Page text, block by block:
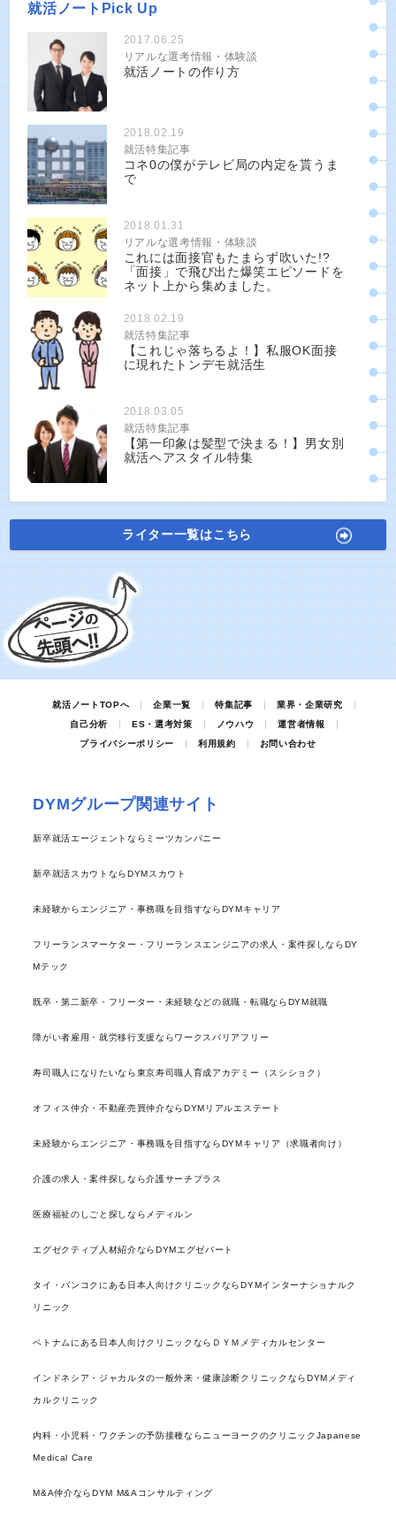
就活ノートPick Up
2017.06.25
リアルな選考情報・体験談
就活ノートの作り方
2018.02.19
就活特集記事
コネ0の僕がテレビ局の内定を貰うま
で
2018.01.31
リアルな選考情報・体験談
これには面接官もたまらず吹いた!?
「面接」で飛び出た爆笑エピソードを
ネット上から集めました。
2018.02.19
就活特集記事
【これじゃ落ちるよ！】私服OK面接
に現れたトンデモ就活生
2018.03.05
就活特集記事
【第一印象は髪型で決まる！】男女別
就活ヘアスタイル特集
ライター一覧はこちら
就活ノートTOPへ 企業一覧 特集記事
業界・企業研究
自己分析
ES・選考対策 ノウハウ
運営者情報
プライバシーポリシー
利用規約 お問い合わせ
DYMグループ関連サイト
新卒就活エージェントならミーツカンパニー
新卒就活スカウトならDYMスカウト
未経験からエンジニア・事務職を目指すならDYMキャリア
フリーランスマーケター・フリーランスエンジニアの求人・案件探しならDY
Mテック
既卒・第二新卒・フリーター・未経験などの就職・転職ならDYM就職
障がい者雇用・就労移行支援ならワークスバリアフリー
寿司職人になりたいなら東京寿司職人育成アカデミー（スシショク）
オフィス仲介・不動産売買仲介ならDYMリアルエステート
未経験からエンジニア・事務職を目指すならDYMキャリア（求職者向け）
介護の求人・案件探しなら介護サーチプラス
医療福祉のしごと探しならメディルン
エグゼクティブ人材紹介ならDYMエグゼパート
タイ・バンコクにある日本人向けクリニックならDYMインターナショナルク
リニック
ベトナムにある日本人向けクリニックならＤＹＭメディカルセンター
インドネシア・ジャカルタの一般外来・健康診断クリニックならDYMメディ
カルクリニック
内科・小児科・ワクチンの予防接種ならニューヨークのクリニックJapanese
Medical Care
M&A仲介ならDYM M&Aコンサルティング